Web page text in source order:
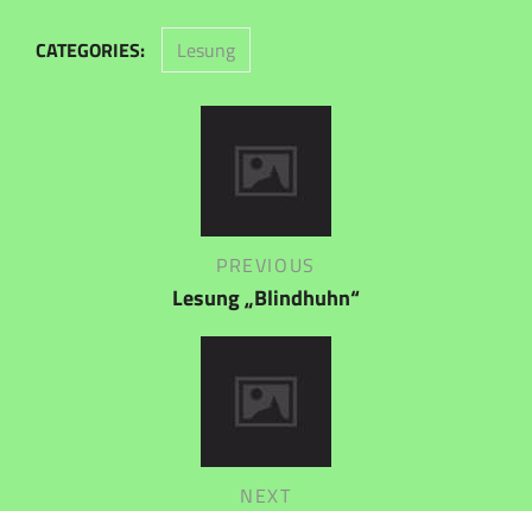
CATEGORIES: Lesung
PREVIOUS
Lesung „Blindhuhn“
NEXT